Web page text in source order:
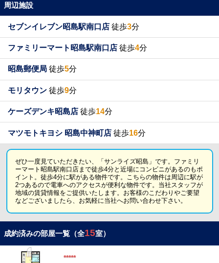
周辺施設
セブンイレブン昭島駅南口店 徒歩3分
ファミリーマート昭島駅南口店 徒歩4分
昭島郵便局 徒歩5分
モリタウン 徒歩9分
ケーズデンキ昭島店 徒歩14分
マツモトキヨシ 昭島中神町店 徒歩16分
ぜひ一度見ていただきたい、「サンライズ昭島」です。ファミリ
ーマート昭島駅南口店まで徒歩4分と近場にコンビニがあるのもポ
イント。徒歩4分に駅がある物件です。こちらの物件は周辺に駅が
2つあるので電車へのアクセスが便利な物件です。当社スタッフが
地域の賃貸情報をご提供いたします。お客様のこだわりやご要望
などございましたら、お気軽に当社へお問い合わせ下さい。
成約済みの部屋一覧（全15室）
*****